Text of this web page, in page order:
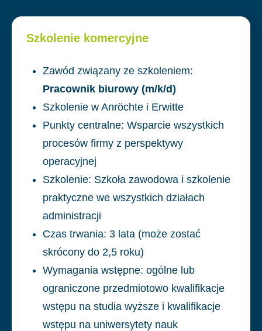
Szkolenie komercyjne
Zawód związany ze szkoleniem:
Pracownik biurowy (m/k/d)
Szkolenie w Anröchte i Erwitte
Punkty centralne: Wsparcie wszystkich
procesów firmy z perspektywy
operacyjnej
Szkolenie: Szkoła zawodowa i szkolenie
praktyczne we wszystkich działach
administracji
Czas trwania: 3 lata (może zostać
skrócony do 2,5 roku)
Wymagania wstępne: ogólne lub
ograniczone przedmiotowo kwalifikacje
wstępu na studia wyższe i kwalifikacje
wstępu na uniwersytety nauk